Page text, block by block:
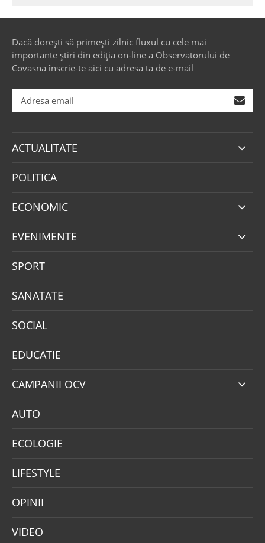
Dacă dorești să primești zilnic fluxul cu cele mai
importante știri din ediția on-line a Observatorului de
Covasna înscrie-te aici cu adresa ta de e-mail
ACTUALITATE
POLITICA
ECONOMIC
EVENIMENTE
SPORT
SANATATE
SOCIAL
EDUCATIE
CAMPANII OCV
AUTO
ECOLOGIE
LIFESTYLE
OPINII
VIDEO